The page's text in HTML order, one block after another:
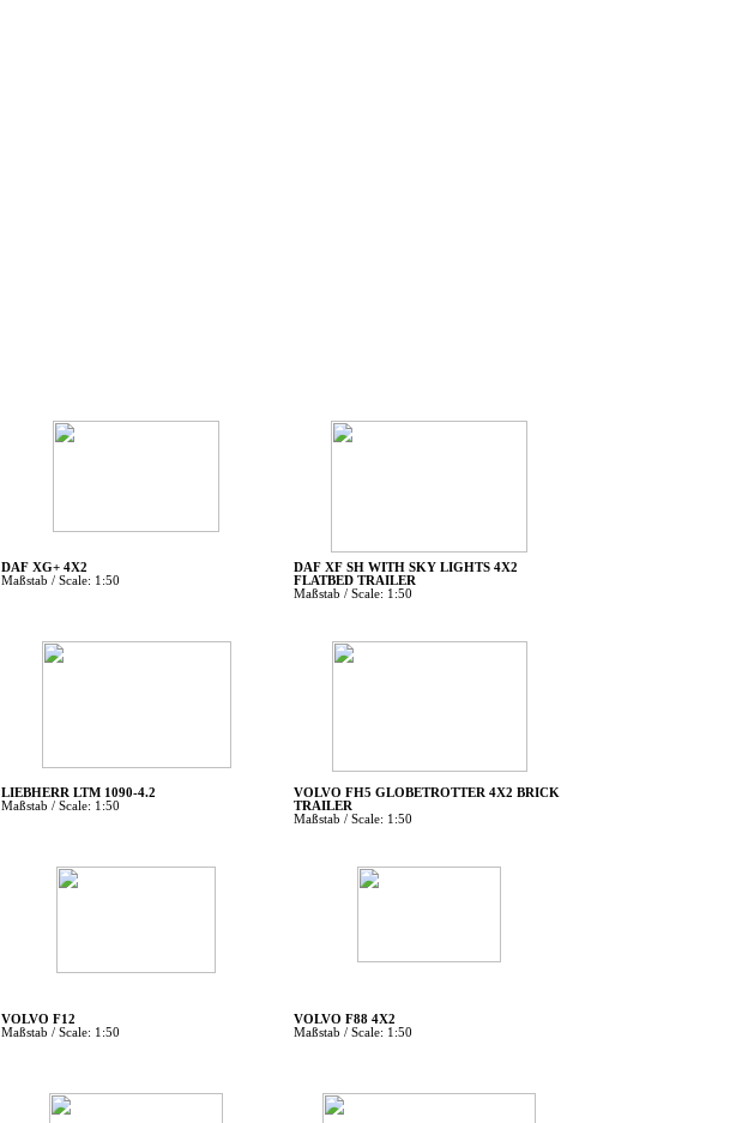
DAF XG+ 4X2
Maßstab / Scale: 1:50
DAF XF SH WITH SKY LIGHTS 4X2
FLATBED TRAILER
Maßstab / Scale: 1:50
LIEBHERR LTM 1090-4.2
Maßstab / Scale: 1:50
VOLVO FH5 GLOBETROTTER 4X2 BRICK
TRAILER
Maßstab / Scale: 1:50
VOLVO F12
Maßstab / Scale: 1:50
VOLVO F88 4X2
Maßstab / Scale: 1:50